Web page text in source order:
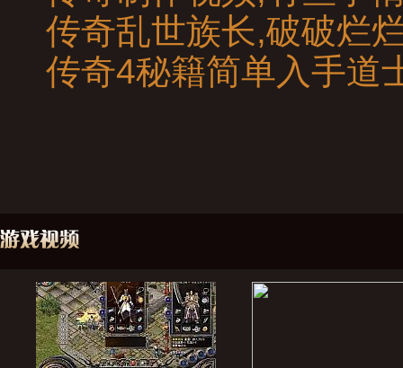
传奇乱世族长,破破烂
传奇4秘籍简单入手道